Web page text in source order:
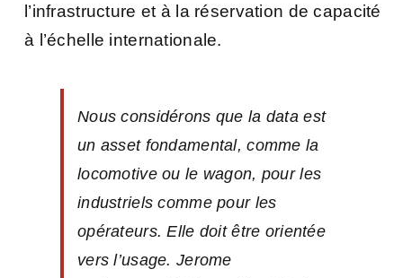
l’infrastructure et à la réservation de capacité
à l’échelle internationale.
Nous considérons que la data est
un asset fondamental, comme la
locomotive ou le wagon, pour les
industriels comme pour les
opérateurs. Elle doit être orientée
vers l’usage. Jerome